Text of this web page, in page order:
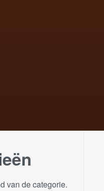
van de categorie.